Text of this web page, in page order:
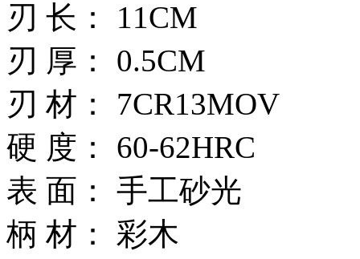
刃 长： 11CM
刃 厚： 0.5CM
刃 材： 7CR13MOV
硬 度： 60-62HRC
表 面： 手工砂光
柄 材： 彩木